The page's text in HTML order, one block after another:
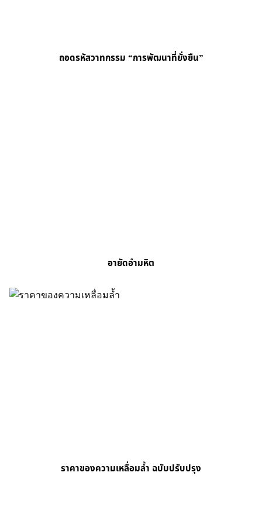
ถอดรหัสวาทกรรม “การพัฒนาที่ยั่งยืน”
อายัดอำมหิต
ราคาของความเหลื่อมล้ำ ฉบับปรับปรุง